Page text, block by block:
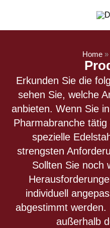
Home »
Erkunden Sie die
sehen Sie, welche
anbieten. Wenn Sie
Pharmabranche
spezielle
strengsten
Sollten Sie noch
individuell
abgestimmt
außerhalb